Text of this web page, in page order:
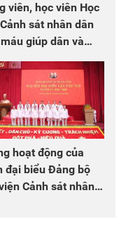
viên, học viên Học
sát nhân dân
giúp dân và
đội
hoạt động của
đại biểu Đảng bộ
Cảnh sát nhân